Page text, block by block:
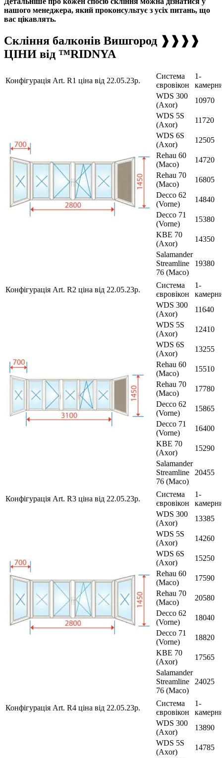
нашого менеджера, який проконсультує з усіх питань, що
вас цікавлять.
Скління балконів Вишгород ❱❱❱❱
ЦІНИ від ™RIDNYA
Конфігурація Art. R1 ціна від 22.05.23р.
Система
євровікон
1-
WDS 300
(Axor)
10970
WDS 5S
(Axor)
11720
WDS 6S
(Axor)
12505
Rehau 60
(Maco)
14720
Rehau 70
(Maco)
16805
Decco 62
(Vorne)
14840
Decco 71
(Vorne)
15380
KBE 70
(Axor)
14350
Salamander
Streamline
76 (Maco)
19380
Конфігурація Art. R2 ціна від 22.05.23р.
Система
євровікон
1-
WDS 300
(Axor)
11640
WDS 5S
(Axor)
12410
WDS 6S
(Axor)
13255
Rehau 60
(Maco)
15510
Rehau 70
(Maco)
17780
Decco 62
(Vorne)
15865
Decco 71
(Vorne)
16400
KBE 70
(Axor)
15290
Salamander
Streamline
76 (Maco)
20455
Конфігурація Art. R3 ціна від 22.05.23р.
Система
євровікон
1-
WDS 300
(Axor)
13385
WDS 5S
(Axor)
14260
WDS 6S
(Axor)
15250
Rehau 60
(Maco)
17590
Rehau 70
(Maco)
20580
Decco 62
(Vorne)
18040
Decco 71
(Vorne)
18820
KBE 70
(Axor)
17565
Salamander
Streamline
76 (Maco)
24025
Конфігурація Art. R4 ціна від 22.05.23р.
Система
євровікон
1-
WDS 300
(Axor)
13890
WDS 5S
(Axor)
14785